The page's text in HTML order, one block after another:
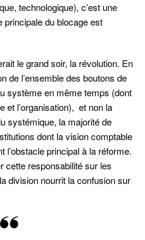
technologique), c’est une
principale du blocage est
le grand soir, la révolution. En
de l’ensemble des boutons de
système en même temps (dont
et l’organisation), et non la
systémique, la majorité de
dont la vision comptable
l’obstacle principal à la réforme.
cette responsabilité sur les
division nourrit la confusion sur